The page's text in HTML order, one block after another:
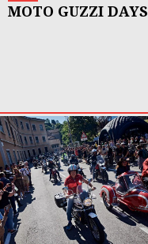
MOTO GUZZI DAYS